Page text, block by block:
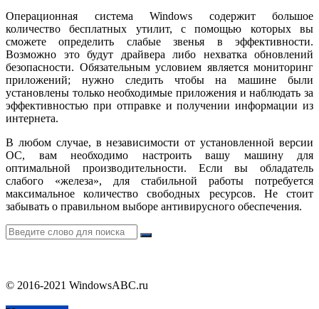
Операционная система Windows содержит большое
количество бесплатных утилит, с помощью которых вы
сможете определить слабые звенья в эффективности.
Возможно это будут драйвера либо нехватка обновлений
безопасности. Обязательным условием является мониторинг
приложений; нужно следить чтобы на машине были
установлены только необходимые приложения и наблюдать за
эффективностью при отправке и получении информации из
интернета.
В любом случае, в независимости от установленной версии
ОС, вам необходимо настроить вашу машину для
оптимальной производительности. Если вы обладатель
слабого «железа», для стабильной работы потребуется
максимальное количество свободных ресурсов. Не стоит
забывать о правильном выборе антивирусного обеспечения.
© 2016-2021 WindowsABC.ru